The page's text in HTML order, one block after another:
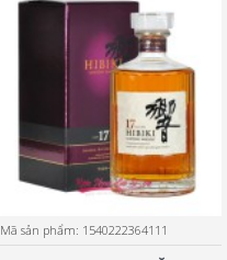
Mã sản phẩm: 1540222364111